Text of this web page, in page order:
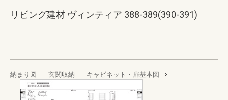
リビング建材 ヴィンティア 388-389(390-391)
納まり図 玄関収納 キャビネット・扉基本図